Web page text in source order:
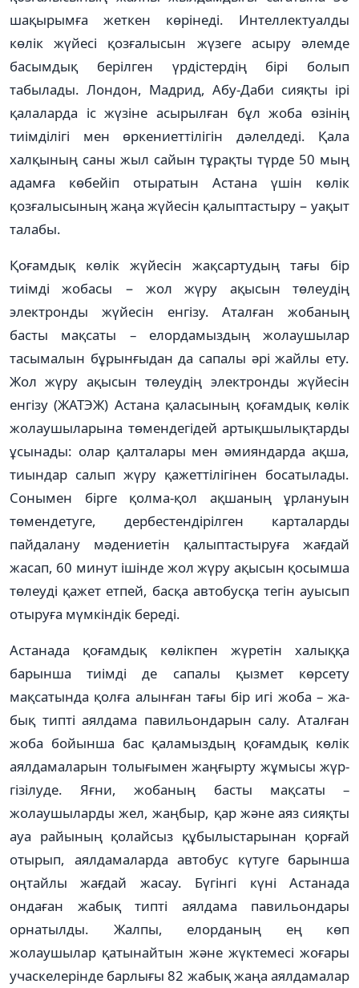
шақырымға жеткен көрінеді. Интеллектуалды
көлік жүйесі қозғалысын жүзеге асыру әлемде
басымдық берілген үрдістердің бірі болып
табылады. Лондон, Мадрид, Абу-Даби сияқты ірі
қалаларда іс жүзіне асырылған бұл жоба өзінің
тиімділігі мен өркениеттілігін дәлелдеді. Қала
халқының саны жыл сайын тұрақты түрде 50 мың
адамға көбейіп отыратын Астана үшін көлік
қозғалысының жаңа жүйесін қалыптастыру − уақыт
талабы.
Қоғамдық көлік жүйесін жақсар­ту­дың тағы бір
тиімді жобасы − жол жүру ақысын төлеудің
электронды жүйе­сін енгізу. Аталған жобаның
басты мақсаты – елордамыздың жолаушылар
тасымалын бұрынғыдан да сапалы әрі жайлы ету.
Жол жүру ақысын төлеудің электронды жүйесін
енгізу (ЖАТЭЖ) Астана қаласының қоғамдық көлік
жолау­шыларына төмендегідей артық­шы­лықтарды
ұсынады: олар қалта­лары мен әмияндарда ақша,
тиындар салып жүру қажеттілігінен босатылады.
Сонымен бірге қолма-қол ақша­ның ұрлануын
төмендетуге, дербес­тен­діріл­ген карталарды
пайдалану мәде­ниетін қалыптастыруға жағдай
жасап, 60 минут ішінде жол жүру ақы­сын қос­ым­ша
төлеуді қажет етпей, басқа ав­то­бусқа тегін ауысып
отыруға мүмкіндік береді.
Астанада қоғамдық көлікпен жүре­тін халыққа
барынша тиімді де сапалы қызмет көрсету
мақсатында қол­ға алынған тағы бір игі жоба – жа­
бық типті аялдама павильондарын салу. Аталған
жоба бойынша бас қала­мыз­­дың қоғамдық көлік
аялдамаларын то­лығымен жаңғырту жұмысы жүр­
гізілуде. Яғни, жобаның басты мақ­саты –
жолаушыларды жел, жаңбыр, қар және аяз сияқты
ауа райының қолай­сыз құбылыстарынан қорғай
отырып, аялдамаларда автобус күтуге барынша
оңтайлы жағдай жасау. Бүгінгі күні Астанада
ондаған жабық типті аялдама павильондары
орнатылды. Жалпы, елорданың ең көп
жолаушылар қатынайтын және жүктемесі жоғары
учаскелерінде барлығы 82 жабық жаңа аялдамалар